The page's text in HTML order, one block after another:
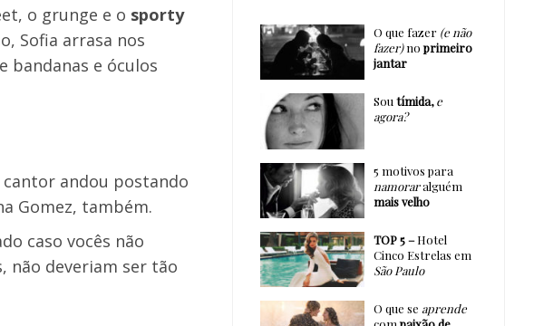
o grunge e o sporty
Sofia arrasa nos
bandanas e óculos
cantor andou postando
Gomez, também.
caso vocês não
não deveriam ser tão
O que fazer (e não
fazer)noprimeiro
jantar
Sou tímida, e
agora?
5 motivos para
namoraralguém
mais velho
TOP 5 –Hotel
Cinco Estrelas em
São Paulo
O que se aprende